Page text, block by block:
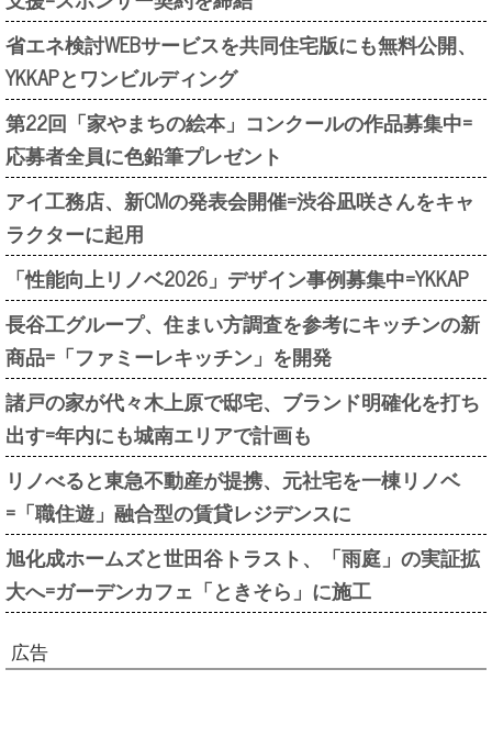
省エネ検討WEBサービスを共同住宅版にも無料公開、
YKKAPとワンビルディング
第22回「家やまちの絵本」コンクールの作品募集中=
応募者全員に色鉛筆プレゼント
アイ工務店、新CMの発表会開催=渋谷凪咲さんをキャ
ラクターに起用
「性能向上リノベ2026」デザイン事例募集中=YKKAP
長谷工グループ、住まい方調査を参考にキッチンの新
商品=「ファミーレキッチン」を開発
諸戸の家が代々木上原で邸宅、ブランド明確化を打ち
出す=年内にも城南エリアで計画も
リノべると東急不動産が提携、元社宅を一棟リノベ
=「職住遊」融合型の賃貸レジデンスに
旭化成ホームズと世田谷トラスト、「雨庭」の実証拡
大へ=ガーデンカフェ「ときそら」に施工
広告